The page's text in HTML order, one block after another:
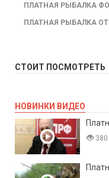
ПЛАТНАЯ РЫБАЛКА
ПЛАТНАЯ РЫБАЛКА
СТОИТ ПОСМОТРЕТЬ
НОВИНКИ ВИДЕО
380